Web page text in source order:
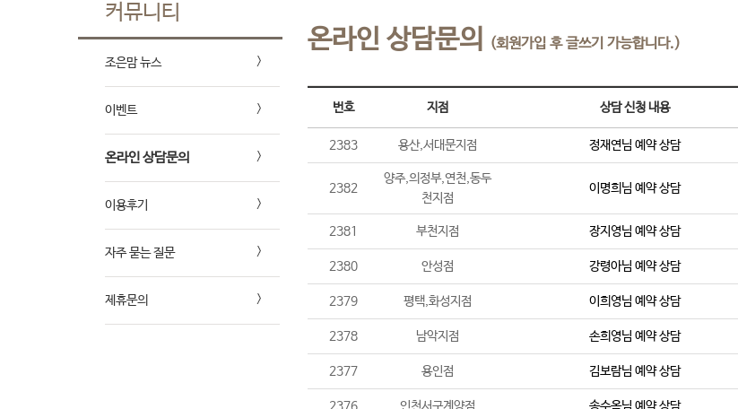
커뮤니티
조은맘 뉴스
이벤트
온라인 상담문의
이용후기
자주 묻는 질문
제휴문의
온라인 상담문의 (회원가입 후 글쓰기 가능합니다.)
번호 지점 상담 신청 내용
2383 용산,서대문지점 정재연님 예약 상담
2382
양주,의정부,연천,동두
천지점
이명희님 예약 상담
2381 부천지점 장지영님 예약 상담
2380 안성점 강령아님 예약 상담
2379 평택,화성지점 이희영님 예약 상담
2378 남악지점 손희영님 예약 상담
2377 용인점 김보람님 예약 상담